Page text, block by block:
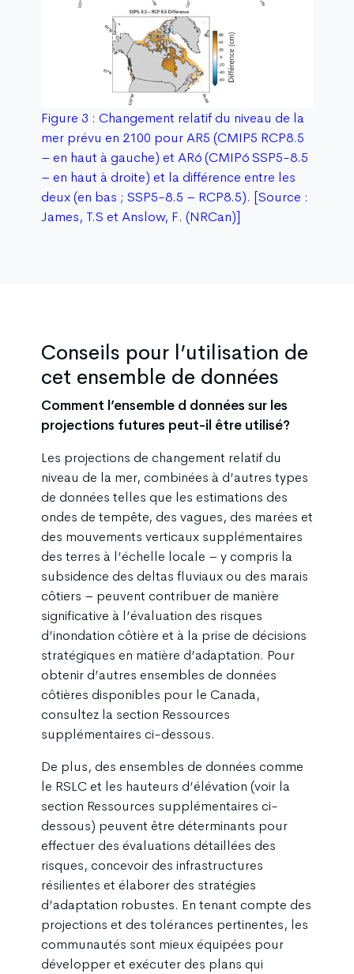
Figure 3 : Changement relatif du niveau de la
mer prévu en 2100 pour AR5 (CMIP5 RCP8.5
– en haut à gauche) et AR6 (CMIP6 SSP5-8.5
– en haut à droite) et la différence entre les
deux (en bas ; SSP5-8.5 – RCP8.5). [Source :
James, T.S et Anslow, F. (NRCan)]
Conseils pour l’utilisation de
cet ensemble de données
Comment l’ensemble d données sur les
projections futures peut-il être utilisé?
Les projections de changement relatif du
niveau de la mer, combinées à d’autres types
de données telles que les estimations des
ondes de tempête, des vagues, des marées et
des mouvements verticaux supplémentaires
des terres à l’échelle locale – y compris la
subsidence des deltas fluviaux ou des marais
côtiers – peuvent contribuer de manière
significative à l’évaluation des risques
d’inondation côtière et à la prise de décisions
stratégiques en matière d’adaptation. Pour
obtenir d’autres ensembles de données
côtières disponibles pour le Canada,
consultez la section Ressources
supplémentaires ci-dessous.
De plus, des ensembles de données comme
le RSLC et les hauteurs d’élévation (voir la
section Ressources supplémentaires ci-
dessous) peuvent être déterminants pour
effectuer des évaluations détaillées des
risques, concevoir des infrastructures
résilientes et élaborer des stratégies
d’adaptation robustes. En tenant compte des
projections et des tolérances pertinentes, les
communautés sont mieux équipées pour
développer et exécuter des plans qui